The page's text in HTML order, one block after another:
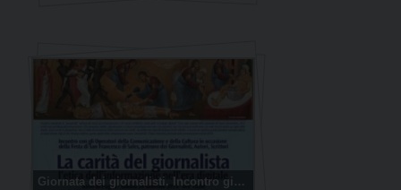
Giornata dei giornalisti. Incontro giornalisti 24/01/2015 Ex Convento Domenicano Ruvo